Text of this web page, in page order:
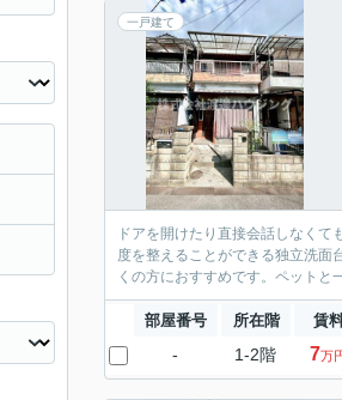
一戸建て
ドアを開けたり直接会話しなく
度を整えることができる独立洗面
くの方におすすめです。ペット
部屋番号 所在階 賃
- 1-2階 7万